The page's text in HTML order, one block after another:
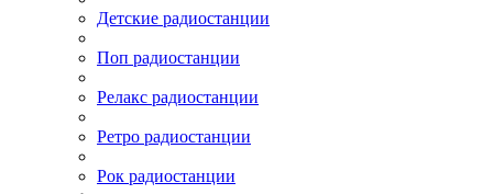
Детские радиостанции
Поп радиостанции
Релакс радиостанции
Ретро радиостанции
Рок радиостанции